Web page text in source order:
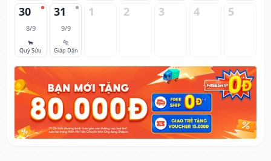
30
8/9
🐂
Quý Sửu
31
9/9
🐅
Giáp Dần
1 2 3 4 5